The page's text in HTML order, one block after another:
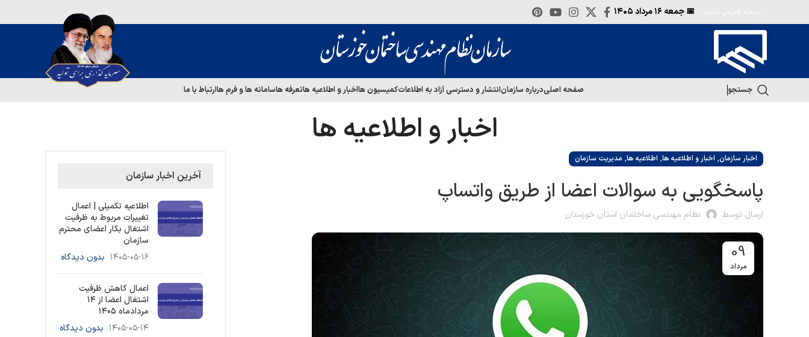
📅 جمعه
جستجو صفحه اصلیدرباره سازمانانتشار و دسترسی آزاد به اطلاعاتکمیسیون هااخبار و اطلاعیه هاتعرفه هاسامانه ها و فرم هاارتباط با ما
اخبار و اطلاعیه ها
اخبار سازمان, اخبار و اطلاعیه ها, اطلاعیه ها, مدیریت سازمان
پاسخگویی به سوالات اعضا از طریق واتساپ
ارسال توسط نظام مهندسی ساختمان استان خوزستان
09
مرداد
آخرین اخبار سازمان
اطلاعیه تکمیلی | اعمال
تغییرات مربوط به ظرفیت
اشتغال بکار اعضای محترم
سازمان
۱۴۰۵-۰۵-۱۶ بدون دیدگاه
اعمال کاهش ظرفیت
اشتغال اعضا از ۱۴
مردادماه ۱۴۰۵
۱۴۰۵-۰۵-۱۴ بدون دیدگاه